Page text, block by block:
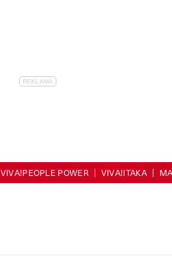
VIVA!PEOPLE POWER VIVA!ITAKA